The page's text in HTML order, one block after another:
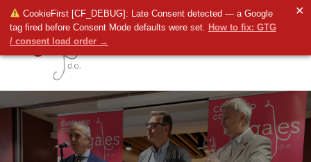
CookieFirst [CF_DEBUG]: Late Consent detected — a Google
tag fired before Consent Mode defaults were set. How to fix: GTG
/ consent load order →
✕